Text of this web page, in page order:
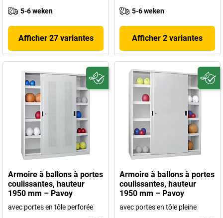
5-6 weken
Afficher 27 variantes
5-6 weken
Afficher 2 variantes
Armoire à ballons à portes
coulissantes, hauteur
1950 mm – Pavoy
avec portes en tôle perforée
Armoire à ballons à portes
coulissantes, hauteur
1950 mm – Pavoy
avec portes en tôle pleine